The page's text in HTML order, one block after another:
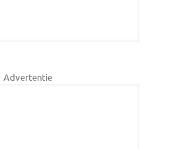
Advertentie